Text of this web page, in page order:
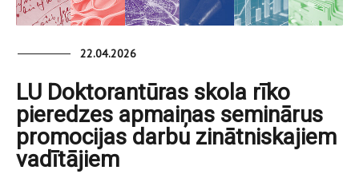
22.04.2026
LU Doktorantūras skola rīko
pieredzes apmaiņas seminārus
promocijas darbu zinātniskajiem
vadītājiem